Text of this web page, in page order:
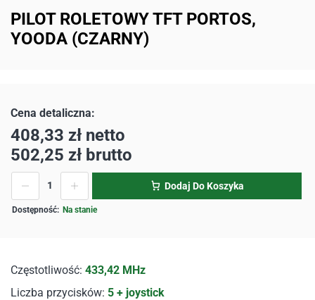
PILOT ROLETOWY TFT PORTOS,
YOODA (CZARNY)
Częstotliwość: 433,42 MHz
Liczba przycisków: 5 + joystick
408,33 zł netto
502,25 zł brutto
Na stanie
Dodaj Do Koszyka